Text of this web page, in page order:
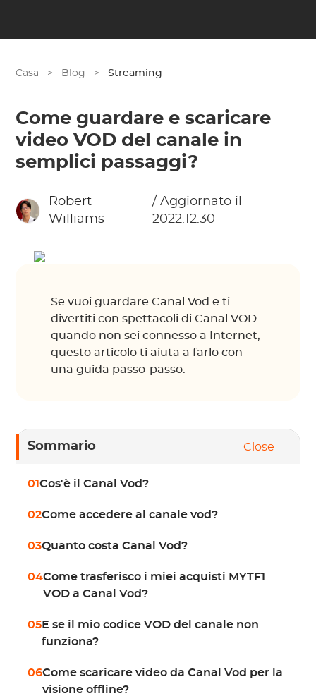
Casa > Blog > Streaming
Come guardare e scaricare
video VOD del canale in
semplici passaggi?
Robert
Williams
/ Aggiornato il
2022.12.30
Se vuoi guardare Canal Vod e ti
divertiti con spettacoli di Canal VOD
quando non sei connesso a Internet,
questo articolo ti aiuta a farlo con
una guida passo-passo.
Sommario Close
01Cos'è il Canal Vod?
02Come accedere al canale vod?
03Quanto costa Canal Vod?
04Come trasferisco i miei acquisti MYTF1
VOD a Canal Vod?
05E se il mio codice VOD del canale non
funziona?
06Come scaricare video da Canal Vod per la
visione offline?